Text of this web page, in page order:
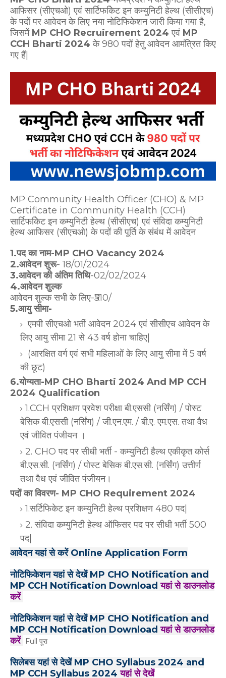
आफिसर (सीएचओ) एवं सार्टिफकिेट इन कम्युनिटी हेल्थ (सीसीएच)
के पदों पर आवेदन के लिए नया नोटिफिकेशन जारी किया गया है,
जिसमें MP CHO Recruirement 2024एवं MP
CCH Bharti 2024के 980 पदों हेतु आवेदन आमंत्रित किए
गए हैं|
MP Community Health Officer (CHO) & MP
Certificate in Community Health (CCH)
सार्टिफकिेट इन कम्युनिटी हेल्थ (सीसीएच) एवं संविदा कम्युनिटी
हेल्थ आफिसर (सीएचओ) के पदों की पूर्ति के संबंध में आवेदन
1.पद का नाम-MP CHO Vacancy 2024
2.आवेदन शुरू- 18/01/2024
3.आवेदन की अंतिम तिथि-02/02/2024
4.आवेदन शुल्क
आवेदन शुल्क सभी के लिए-₹510/
5.आयु सीमा-
एमपी सीएचओ भर्ती आवेदन 2024 एवं सीसीएच आवेदन के
लिए आयु सीमा 21 से 43 वर्ष होना चाहिए|
(आरक्षित वर्ग एवं सभी महिलाओं के लिए आयु सीमा में 5 वर्ष
की छूट)
6.योग्यता-MP CHO Bharti 2024 And MP CCH
2024 Qualification
1.CCH प्रशिक्षण प्रवेश परीक्षा बी.एससी (नर्सिंग) / पोस्ट
बेसिक बी.एससी (नर्सिंग) / जी.एन.एम. / बी.ए. एम.एस. तथा वैध
एवं जीवित पंजीयन ।
2. CHO पद पर सीधी भर्ती - कम्युनिटी हैल्थ एकीकृत कोर्स
बी.एस.सी. (नर्सिंग) / पोस्ट बेसिक बी.एस.सी. (नर्सिंग) उत्तीर्ण
तथा वैध एवं जीवित पंजीयन।
पदों का विवरण- MP CHO Requirement 2024
1.सर्टिफिकेट इन कम्युनिटी हेल्थ प्रशिक्षण 480 पद|
2. संविदा कम्युनिटी हेल्थ ऑफिसर पद पर सीधी भर्ती 500
पद|
आवेदन यहां से करें Online Application Form
नोटिफिकेशन यहां से देखें MP CHO Notification and
MP CCH Notification Downloadयहां से डाउनलोड
करें
नोटिफिकेशन यहां से देखें MP CHO Notification and
MP CCH Notification Downloadयहां से डाउनलोड
करें Full पूरा
सिलेबस यहां से देखें MP CHO Syllabus 2024 and
MP CCH Syllabus 2024यहां से देखें